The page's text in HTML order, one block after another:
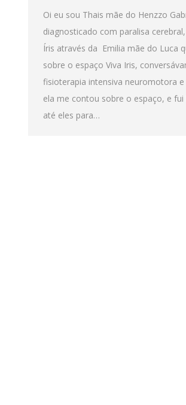
Oi eu sou Thais mãe do Henzzo
diagnosticado com paralisa
Íris através da Emilia mãe do Luca
sobre o espaço Viva Iris,
fisioterapia intensiva neuromotora e
ela me contou sobre o espaço, e fui
até eles para…